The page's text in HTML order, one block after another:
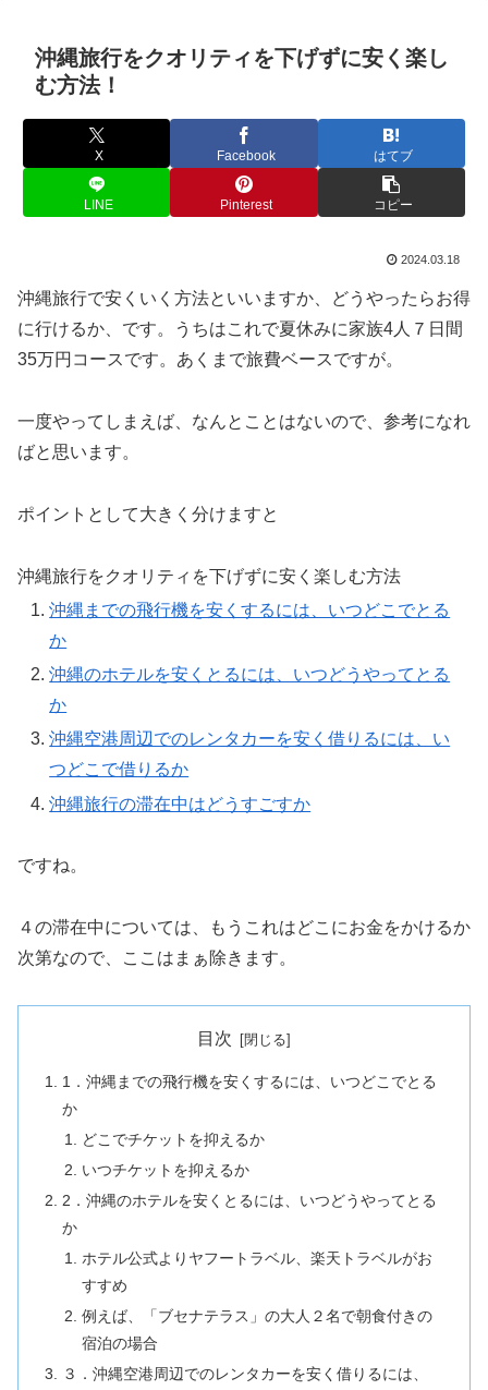
沖縄旅行をクオリティを下げずに安く楽し
む方法！
X Facebook はてブ
LINE Pinterest コピー
2024.03.18
沖縄旅行で安くいく方法といいますか、どうやったらお得
に行けるか、です。うちはこれで夏休みに家族4人７日間
35万円コースです。あくまで旅費ベースですが。
一度やってしまえば、なんとことはないので、参考になれ
ばと思います。
ポイントとして大きく分けますと
沖縄旅行をクオリティを下げずに安く楽しむ方法
沖縄までの飛行機を安くするには、いつどこでとる
か
沖縄のホテルを安くとるには、いつどうやってとる
か
沖縄空港周辺でのレンタカーを安く借りるには、い
つどこで借りるか
沖縄旅行の滞在中はどうすごすか
ですね。
４の滞在中については、もうこれはどこにお金をかけるか
次第なので、ここはまぁ除きます。
目次
1．沖縄までの飛行機を安くするには、いつどこでとる
か
どこでチケットを抑えるか
いつチケットを抑えるか
2．沖縄のホテルを安くとるには、いつどうやってとる
か
ホテル公式よりヤフートラベル、楽天トラベルがお
すすめ
例えば、「ブセナテラス」の大人２名で朝食付きの
宿泊の場合
３．沖縄空港周辺でのレンタカーを安く借りるには、